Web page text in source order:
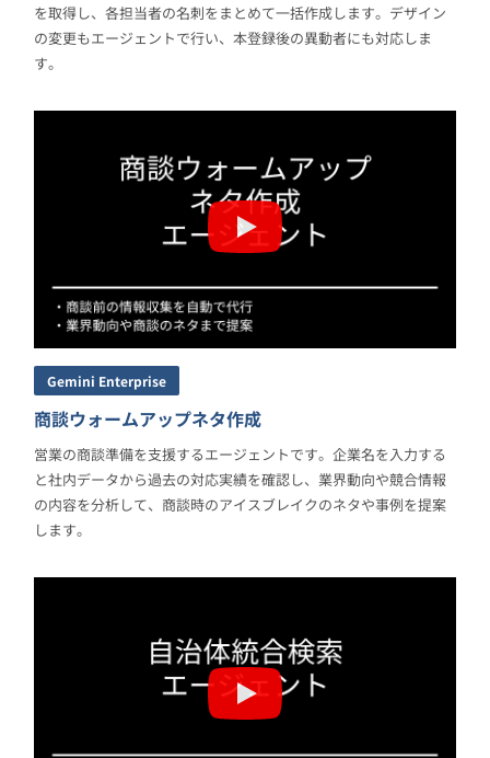
を取得し、各担当者の名刺をまとめて一括作成します。デザイン
の変更もエージェントで行い、本登録後の異動者にも対応しま
す。
Gemini Enterprise
商談ウォームアップネタ作成
営業の商談準備を支援するエージェントです。企業名を入力する
と社内データから過去の対応実績を確認し、業界動向や競合情報
の内容を分析して、商談時のアイスブレイクのネタや事例を提案
します。